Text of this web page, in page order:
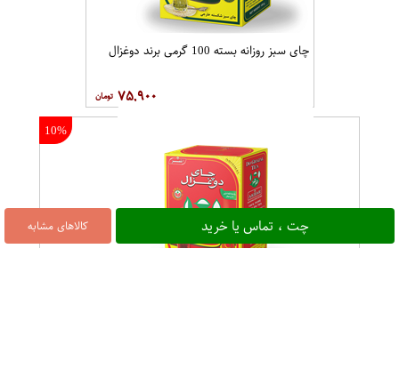
کالاهای مشابه چت ، تماس یا خرید
چای سبز روزانه بسته 100 گرمی برند دوغزال
۷۵,۹۰۰
10%